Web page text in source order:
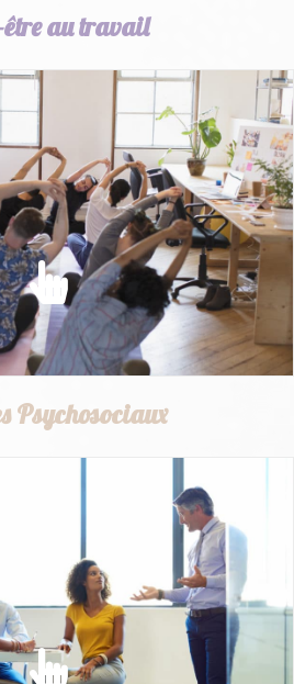
au travail
AU TRAVAIL
de travail en favorisant le Bien-
santé des salariés
EN SAVOIR PLUS
Psychosociaux
les risques psychosociaux et les
de stress...
EN SAVOIR PLUS